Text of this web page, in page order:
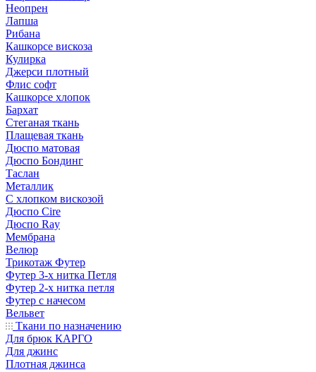
Неопрен
Лапша
Рибана
Кашкорсе вискоза
Кулирка
Джерси плотный
Флис софт
Кашкорсе хлопок
Бархат
Стеганая ткань
Плащевая ткань
Дюспо матовая
Дюспо Бондинг
Таслан
Металлик
С хлопком вискозой
Дюспо Cire
Дюспо Ray
Мембрана
Велюр
Трикотаж Футер
Футер 3-х нитка Петля
Футер 2-х нитка петля
Футер с начесом
Вельвет
Ткани по назначению
Для брюк КАРГО
Для джинс
Плотная джинса